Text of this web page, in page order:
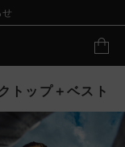
トップ＋ベスト